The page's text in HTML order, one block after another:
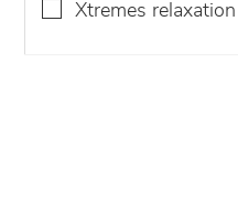
xtremes relaxation